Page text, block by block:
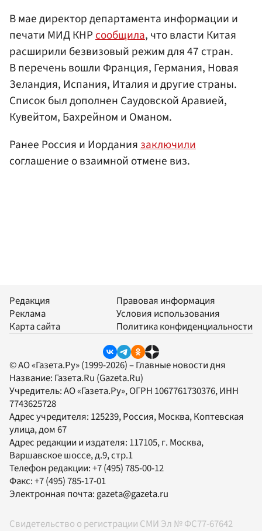
В мае директор департамента информации и
печати МИД КНР сообщила, что власти Китая
расширили безвизовый режим для 47 стран.
В перечень вошли Франция, Германия, Новая
Зеландия, Испания, Италия и другие страны.
Список был дополнен Саудовской Аравией,
Кувейтом, Бахрейном и Оманом.
Ранее Россия и Иорданиязаключили
соглашение о взаимной отмене виз.
Редакция
Реклама
Карта сайта
Правовая информация
Условия использования
Политика конфиденциальности
© АО «Газета.Ру» (1999-2026) – Главные новости дня
Название: Газета.Ru (Gazeta.Ru)
Учредитель:АО «Газета.Ру», ОГРН 1067761730376, ИНН
7743625728
Адрес учредителя: 125239, Россия, Москва, Коптевская
улица, дом 67
Адрес редакции и издателя: 117105, г. Москва,
Варшавское шоссе, д.9, стр.1
Телефон редакции:+7 (495) 785-00-12
Факс:+7 (495) 785-17-01
Электронная почта:gazeta@gazeta.ru
Свидетельство о регистрации СМИ Эл № ФС77-67642